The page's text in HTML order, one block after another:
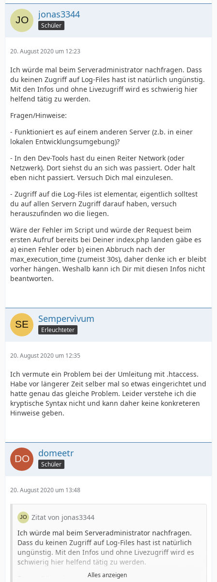
jonas3344
Schüler
20. August 2020 um 12:23
Ich würde mal beim Serveradministrator nachfragen. Dass
du keinen Zugriff auf Log-Files hast ist natürlich ungünstig.
Mit den Infos und ohne Livezugriff wird es schwierig hier
helfend tätig zu werden.
Fragen/Hinweise:
- Funktioniert es auf einem anderen Server (z.b. in einer
lokalen Entwicklungsumgebung)?
- In den Dev-Tools hast du einen Reiter Network (oder
Netzwerk). Dort siehst du an sich was passiert. Oder halt
eben nicht passiert. Versuch Dich mal einzulesen.
- Zugriff auf die Log-Files ist elementar, eigentlich solltest
du auf allen Servern Zugriff darauf haben, versuch
herauszufinden wo die liegen.
Wäre der Fehler im Script und würde der Request beim
ersten Aufruf bereits bei Deiner index.php landen gäbe es
a) einen Fehler oder b) einen Abbruch nach der
max_execution_time (zumeist 30s), daher denke ich er bleibt
vorher hängen. Weshalb kann ich Dir mit diesen Infos nicht
beantworten.
Sempervivum
Erleuchteter
20. August 2020 um 12:35
Ich vermute ein Problem bei der Umleitung mit .htaccess.
Habe vor längerer Zeit selber mal so etwas eingerichtet und
hatte genau das gleiche Problem. Leider verstehe ich die
kryptische Syntax nicht und kann daher keine konkreteren
Hinweise geben.
domeetr
Schüler
20. August 2020 um 13:48
Zitat von jonas3344
Ich würde mal beim Serveradministrator nachfragen.
Dass du keinen Zugriff auf Log-Files hast ist natürlich
ungünstig. Mit den Infos und ohne Livezugriff wird es
schwierig hier helfend tätig zu werden.
Alles anzeigen